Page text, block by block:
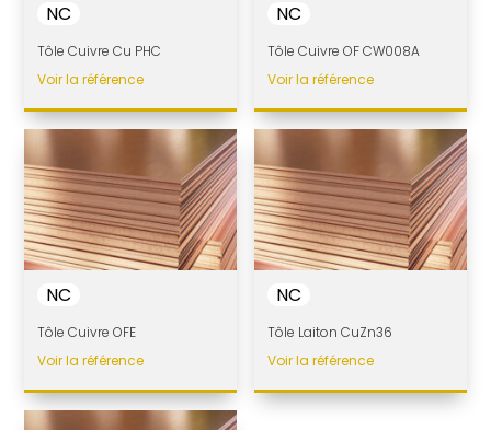
NC
Tôle Cuivre Cu PHC
Voir la référence
NC
Tôle Cuivre OF CW008A
Voir la référence
NC
Tôle Cuivre OFE
Voir la référence
NC
Tôle Laiton CuZn36
Voir la référence